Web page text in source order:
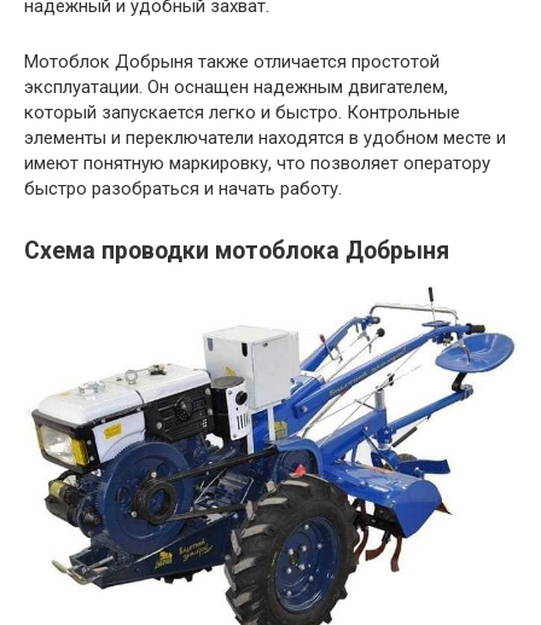
надежный и удобный захват.
Мотоблок Добрыня также отличается простотой
эксплуатации. Он оснащен надежным двигателем,
который запускается легко и быстро. Контрольные
элементы и переключатели находятся в удобном месте и
имеют понятную маркировку, что позволяет оператору
быстро разобраться и начать работу.
Схема проводки мотоблока Добрыня